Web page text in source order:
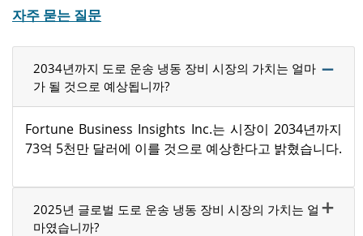
자주 묻는 질문
2034년까지 도로 운송 냉동 장비 시장의 가치는 얼마
가 될 것으로 예상됩니까?
Fortune Business Insights Inc.는 시장이 2034년까지
73억 5천만 달러에 이를 것으로 예상한다고 밝혔습니다.
2025년 글로벌 도로 운송 냉동 장비 시장의 가치는 얼
마였습니까?